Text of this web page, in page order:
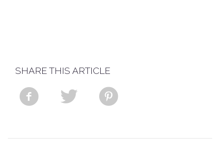
SHARE THIS ARTICLE